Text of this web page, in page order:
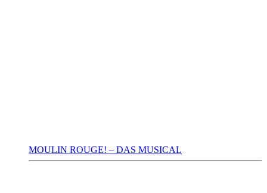
MOULIN ROUGE! – DAS MUSICAL